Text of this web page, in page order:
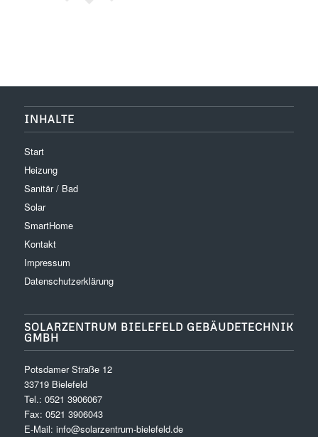
INHALTE
Start
Heizung
Sanitär / Bad
Solar
SmartHome
Kontakt
Impressum
Datenschutzerklärung
SOLARZENTRUM BIELEFELD GEBÄUDETECHNIK
GMBH
Potsdamer Straße 12
33719 Bielefeld
Tel.: 0521 3906067
Fax: 0521 3906043
E-Mail: info@solarzentrum-bielefeld.de